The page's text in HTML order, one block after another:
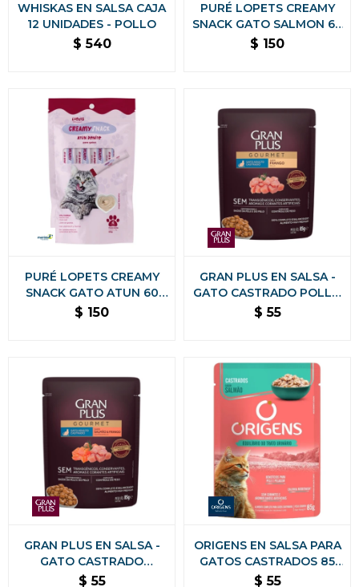
WHISKAS EN SALSA CAJA
12 UNIDADES - POLLO
$ 540
PURÉ LOPETS CREAMY
SNACK GATO SALMON 60
GRS
$ 150
PURÉ LOPETS CREAMY
SNACK GATO ATUN 60
GRS
$ 150
GRAN PLUS EN SALSA -
GATO CASTRADO POLLO
85 GR
$ 55
GRAN PLUS EN SALSA -
GATO CASTRADO
SALMON Y POLLO 85 GR
$ 55
ORIGENS EN SALSA PARA
GATOS CASTRADOS 85
GR. - TRACTO URINARIO
$ 55